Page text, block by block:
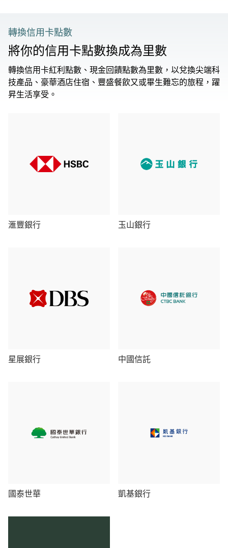
轉換信用卡點數
將你的信用卡點數換成為里數
轉換信用卡紅利點數、現金回饋點數為里數，以兌換尖端科
技產品、豪華酒店住宿、豐盛餐飲又或畢生難忘的旅程，躍
昇生活享受。
滙豐銀行 玉山銀行
星展銀行 中國信託
國泰世華 凱基銀行